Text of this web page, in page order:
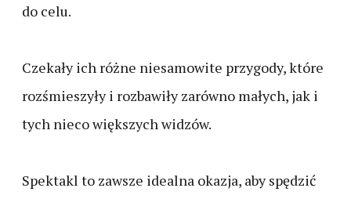
do celu.
Czekały ich różne niesamowite przygody, które
rozśmieszyły i rozbawiły zarówno małych, jak i
tych nieco większych widzów.
Spektakl to zawsze idealna okazja, aby spędzić